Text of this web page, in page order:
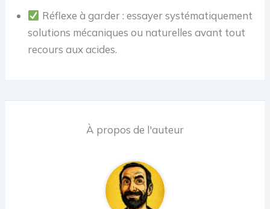
Réflexe à garder : essayer systématiquement
solutions mécaniques ou naturelles avant tout
recours aux acides.
À propos de l'auteur